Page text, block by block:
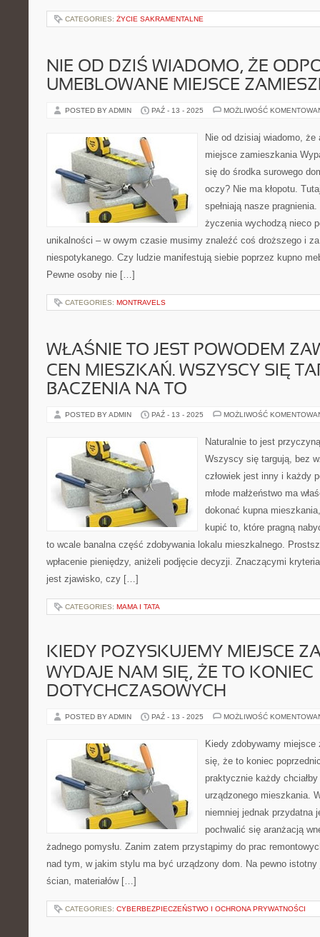
CATEGORIES: ŻYCIE SAKRAMENTALNE
NIE OD DZIŚ WIADOMO, ŻE
UMEBLOWANE MIEJSCE
POSTED BY ADMIN PAŹ - 13 - 2025 MOŻLIWOŚĆ
Nie od dzisiaj wiadomo, że
miejsce zamieszkania
się do środka surowego
oczy? Nie ma kłopotu.
spełniają nasze
życzenia wychodzą nieco
unikalności – w owym czasie musimy znaleźć coś droższego i
niespotykanego. Czy ludzie manifestują siebie poprzez kupno
Pewne osoby nie […]
CATEGORIES: MONTRAVELS
WŁAŚNIE TO JEST POWODEM
CEN MIESZKAŃ. WSZYSCY SIĘ
BACZENIA NA TO
POSTED BY ADMIN PAŹ - 13 - 2025 MOŻLIWOŚĆ
Naturalnie to jest
Wszyscy się targują, bez
człowiek jest inny i każdy
młode małżeństwo ma
dokonać kupna
kupić to, które pragną
to wcale banalna część zdobywania lokalu mieszkalnego.
wpłacenie pieniędzy, aniżeli podjęcie decyzji. Znaczącymi
jest zjawisko, czy […]
CATEGORIES: MAMA I TATA
KIEDY POZYSKUJEMY MIEJSCE
WYDAJE NAM SIĘ, ŻE TO KONIEC
DOTYCHCZASOWYCH
POSTED BY ADMIN PAŹ - 13 - 2025 MOŻLIWOŚĆ
Kiedy zdobywamy
się, że to koniec
praktycznie każdy
urządzonego mieszkania.
niemniej jednak przydatna
pochwalić się aranżacją
żadnego pomysłu. Zanim zatem przystąpimy do prac
nad tym, w jakim stylu ma być urządzony dom. Na pewno
ścian, materiałów […]
CATEGORIES: CYBERBEZPIECZEŃSTWO I OCHRONA PRYWATNOŚCI